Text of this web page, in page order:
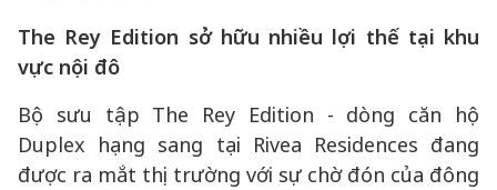
The Rey Edition sở hữu nhiều lợi thế tại khu
vực nội đô
Bộ sưu tập The Rey Edition - dòng căn hộ
Duplex hạng sang tại Rivea Residences đang
được ra mắt thị trường với sự chờ đón của đông